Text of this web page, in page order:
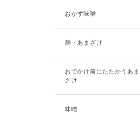
おかず味噌
麹・あまざけ
おでかけ前にたたかうあま
ざけ
味噌